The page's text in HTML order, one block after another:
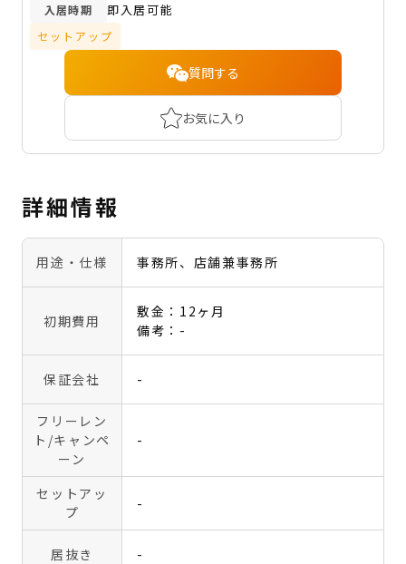
入居時期 即入居可能
セットアップ
質問する
お気に入り
詳細情報
用途・仕様 事務所、店舗兼事務所
初期費用
敷金：12ヶ月
備考：-
保証会社 -
フリーレン
ト /キャンペ
ーン
-
セットアッ
プ
-
居抜き -